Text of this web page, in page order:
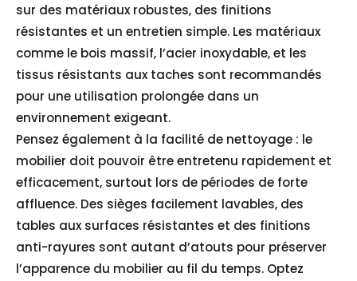
sur des matériaux robustes, des finitions
résistantes et un entretien simple. Les matériaux
comme le bois massif, l’acier inoxydable, et les
tissus résistants aux taches sont recommandés
pour une utilisation prolongée dans un
environnement exigeant.
Pensez également à la facilité de nettoyage : le
mobilier doit pouvoir être entretenu rapidement et
efficacement, surtout lors de périodes de forte
affluence. Des sièges facilement lavables, des
tables aux surfaces résistantes et des finitions
anti-rayures sont autant d’atouts pour préserver
l’apparence du mobilier au fil du temps. Optez